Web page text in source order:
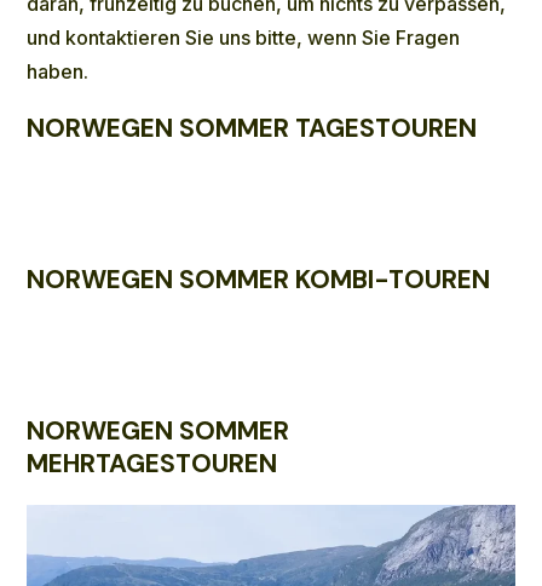
und kontaktieren Sie uns bitte, wenn Sie Fragen
haben.
NORWEGEN SOMMER TAGESTOUREN
NORWEGEN SOMMER KOMBI-TOUREN
NORWEGEN SOMMER
MEHRTAGESTOUREN